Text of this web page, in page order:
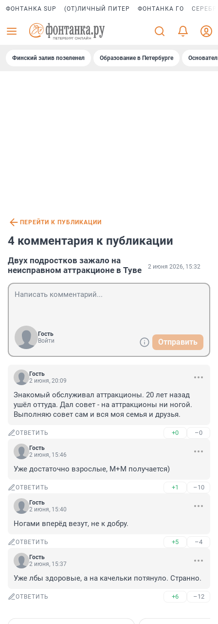
ФОНТАНКА SUP (ОТ)ЛИЧНЫЙ ПИТЕР ФОНТАНКА ГО
Финский залив позеленел Образование в Петербурге
ПЕРЕЙТИ К ПУБЛИКАЦИИ
4 комментария к публикации
Двух подростков зажало на
неисправном аттракционе в Туве
2 июня 2026, 15:32
Гость
Войти
Отправить
Гость
2 июня, 20:09
Знакомый обслуживал аттракционы. 20 лет назад
ушёл оттуда. Дал совет - на аттракционы ни ногой.
Выполняю совет сам и вся моя семья и друзья.
ОТВЕТИТЬ +0 –0
Гость
2 июня, 15:46
Уже достаточно взрослые, М+М получается)
ОТВЕТИТЬ +1 –10
Гость
2 июня, 15:40
Ногами вперёд везут, не к добру.
ОТВЕТИТЬ +5 –4
Гость
2 июня, 15:37
Уже лбы здоровые, а на качельки потянуло. Странно.
ОТВЕТИТЬ +6 –12